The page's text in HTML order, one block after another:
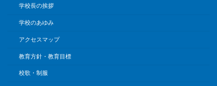
学校長の挨拶
学校のあゆみ
アクセスマップ
教育方針・教育目標
校歌・制服